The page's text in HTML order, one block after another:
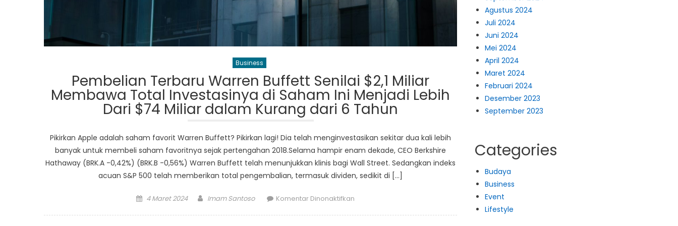
Business
Pembelian Terbaru Warren Buffett Senilai $2,1 Miliar
Membawa Total Investasinya di Saham Ini Menjadi Lebih
Dari $74 Miliar dalam Kurang dari 6 Tahun
Pikirkan Apple adalah saham favorit Warren Buffett? Pikirkan lagi! Dia telah menginvestasikan sekitar dua kali lebih
banyak untuk membeli saham favoritnya sejak pertengahan 2018.Selama hampir enam dekade, CEO Berkshire
Hathaway (BRK.A -0,42%) (BRK.B -0,56%) Warren Buffett telah menunjukkan klinis bagi Wall Street. Sedangkan indeks
acuan S&P 500 telah memberikan total pengembalian, termasuk dividen, sedikit di […]
Posted
4 Maret 2024 Author
Imam Santoso Komentar Dinonaktifkan
Agustus 2024
Juli 2024
Juni 2024
Mei 2024
April 2024
Maret 2024
Februari 2024
Desember 2023
September 2023
Categories
Budaya
Business
Event
Lifestyle